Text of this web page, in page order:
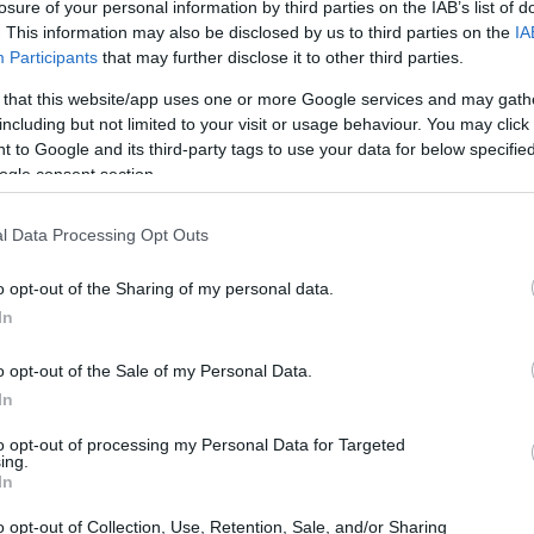
of your personal information by third parties on the IAB’s list of
This information may also be disclosed by us to third parties on the
Participants that may further disclose it to other third parties.
that this website/app uses one or more Google services and may
but not limited to your visit or usage behaviour. You may
to Google and its third-party tags to use your data for below
consent section.
Data Processing Opt Outs
opt-out of the Sharing of my personal data.
opt-out of the Sale of my Personal Data.
opt-out of processing my Personal Data for Targeted
opt-out of Collection, Use, Retention, Sale, and/or Sharing
जसले गर्दा यो स्वस्थ आहारको लागि उत्कृष्ट हुन्छ। एक कप काँचो
पनि हुन्छ, जसले पाचनमा मद्दत गर्छ र तपाईंलाई पेट भरिपूर्ण राख्छ।
भिटामिनहरूले भरिपूर्ण हुन्छन्। भिटामिन सीले तपाईंको प्रतिरक्षा
म्यांगनीज पनि प्रशस्त मात्रामा पाइन्छ, जसले मेटाबोलिज्म र फ्री रेडिकलहरूसँग
अक्सिडेटिभ तनावसँग लड्छन्। यसले तिनीहरूलाई समग्र
यसले तपाईंको आहारलाई सन्तुलित राख्न र लामो समयसम्म तपाईंको